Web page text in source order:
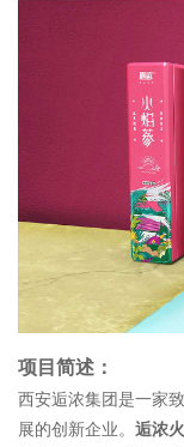
项目简述：
西安逅浓集团是一家
展的创新企业。 逅浓